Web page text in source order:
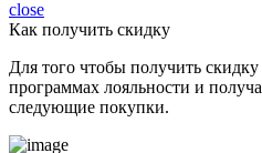
close
Как получить скидку
Для того чтобы получить
программах лояльности и
следующие покупки.